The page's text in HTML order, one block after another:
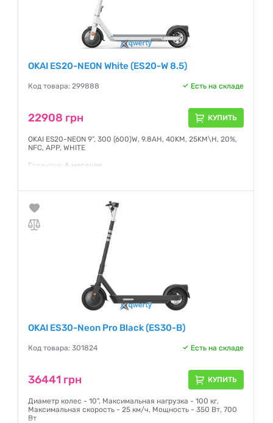
OKAI ES20-NEON White (ES20-W 8.5)
Код товара: 299888 Есть на складе
22908 грн КУПИТЬ
OKAI ES20-NEON 9", 300 (600)W, 9.8AH, 40KM, 25KM\H, 20%,
NFC, APP, WHITE
Гарантия: 6 месяцев
OKAI ES30-Neon Pro Black (ES30-B)
Код товара: 301824 Есть на складе
36441 грн КУПИТЬ
Диаметр колес - 10", Максимальная нагрузка - 100 кг,
Максимальная скорость - 25 км/ч, Мощность - 350 Вт, 700
Вт